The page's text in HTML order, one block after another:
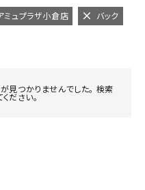
ミュプラザ小倉店 バック
見つかりませんでした。 検索
ださい。